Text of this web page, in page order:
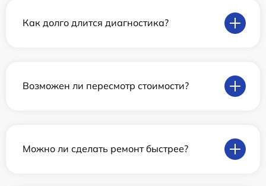
Как долго длится диагностика?
Возможен ли пересмотр стоимости?
Можно ли сделать ремонт быстрее?